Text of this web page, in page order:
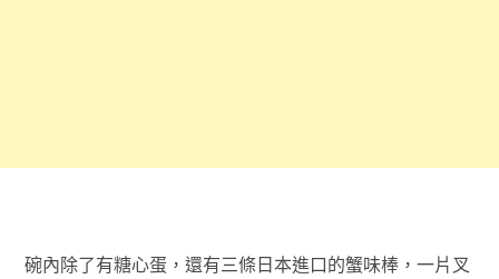
碗內除了有糖心蛋，還有三條日本進口的蟹味棒，一片叉